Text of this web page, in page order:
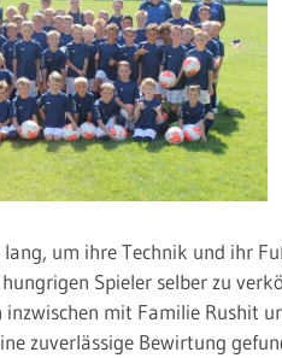
um ihre Technik und ihr
Spieler selber zu
mit Familie Rushit
zuverlässige Bewirtung